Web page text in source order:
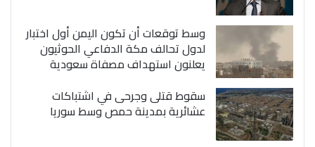
وسط توقعات أن تكون اليمن أول اختبار
لدول تحالف مكة الدفاعي الحوثيون
يعلنون استهداف مصفاة سعودية
سقوط قتلى وجرحى في اشتباكات
عشائرية بمدينة حمص وسط سوريا